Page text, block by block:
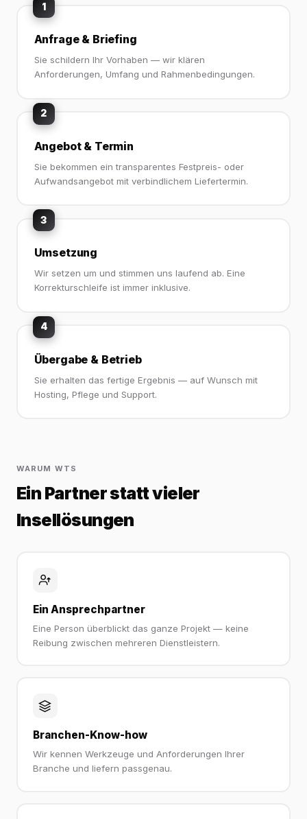
1
Anfrage & Briefing
Sie schildern Ihr Vorhaben — wir klären
Anforderungen, Umfang und Rahmenbedingungen.
2
Angebot & Termin
Sie bekommen ein transparentes Festpreis- oder
Aufwandsangebot mit verbindlichem Liefertermin.
3
Umsetzung
Wir setzen um und stimmen uns laufend ab. Eine
Korrekturschleife ist immer inklusive.
4
Übergabe & Betrieb
Sie erhalten das fertige Ergebnis — auf Wunsch mit
Hosting, Pflege und Support.
WARUM WTS
Ein Partner statt vieler
Insellösungen
Ein Ansprechpartner
Eine Person überblickt das ganze Projekt — keine
Reibung zwischen mehreren Dienstleistern.
Branchen-Know-how
Wir kennen Werkzeuge und Anforderungen Ihrer
Branche und liefern passgenau.